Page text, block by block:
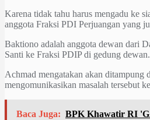
Karena tidak tahu harus mengadu ke
anggota Fraksi PDI Perjuangan yang
Baktiono adalah anggota dewan dari
Santi ke Fraksi PDIP di gedung dewan.
Achmad mengatakan akan ditampung
mengomunikasikan masalah tersebut
Baca Juga: BPK Khawatir RI